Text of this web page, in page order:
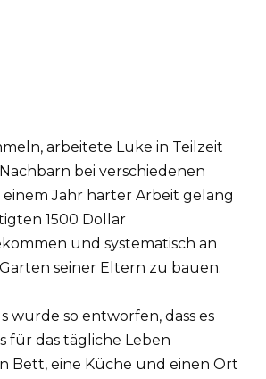
arbeitete Luke in Teilzeit
bei verschiedenen
Jahr harter Arbeit gelang
1500 Dollar
und systematisch an
seiner Eltern zu bauen.
wurde so entworfen, dass es
für das tägliche Leben
Bett, eine Küche und einen Ort